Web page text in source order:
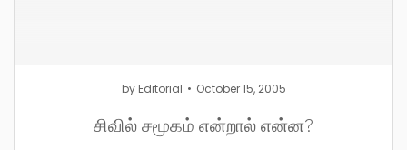
by Editorial October 15, 2005
சிவில் சமூகம் என்றால் என்ன?